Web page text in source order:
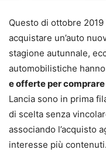
Questo di ottobre
acquistare un’auto
stagione autunnale,
automobilistiche
e offerte per
Lancia sono in prima
di scelta senza
associando l’acquisto
interesse più contenuti.